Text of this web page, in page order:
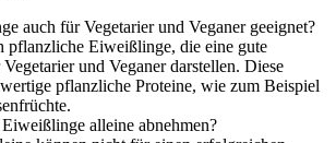
auch für Vegetarier und Veganer geeignet?
pflanzliche Eiweißlinge, die eine gute
und Veganer darstellen. Diese
pflanzliche Proteine, wie zum Beispiel
alleine abnehmen?